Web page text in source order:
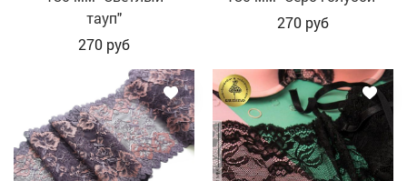
тауп"
270 руб
270 руб